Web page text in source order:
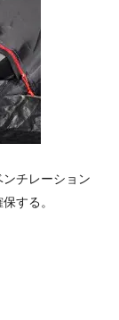
チレーション
する。